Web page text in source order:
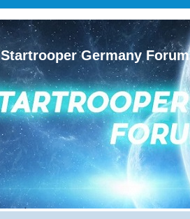
Startrooper Germany Forum